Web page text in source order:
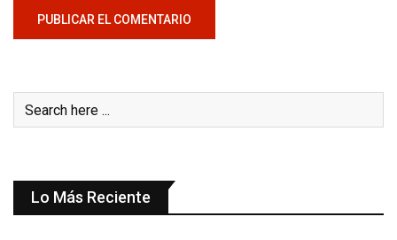
Lo Más Reciente